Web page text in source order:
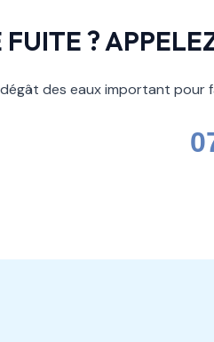
FUITE ?
des eaux important pour